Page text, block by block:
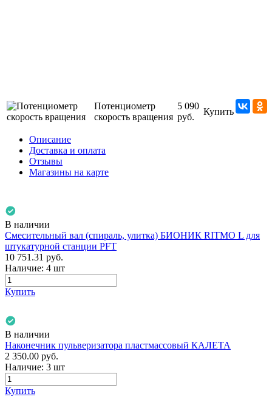
Потенциометр
скорость вращения
5 090
руб.
Купить
Описание
Доставка и оплата
Отзывы
Магазины на карте
В наличии
Смесительный вал (спираль, улитка) БИОНИК RITMO L для
штукатурной станции PFT
10 751.31 руб.
Наличие: 4 шт
Купить
В наличии
Наконечник пульверизатора пластмассовый КАЛЕТА
2 350.00 руб.
Наличие: 3 шт
Купить